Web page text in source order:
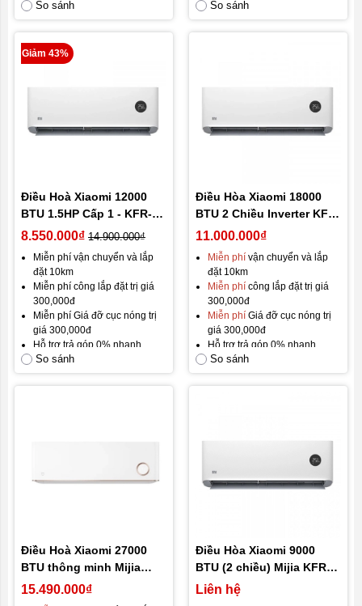
Hỗ trợ trả góp 0% nhanh
chóng
Hàng mới 100%
Brandnew Fullbox
Gói bảo hành mặc định: Bảo
24 tháng
bảo hành.
So sánh
chóng
Hàng mới100%
Brandnew Fullbox
So sánh
Giảm 43%
Điều Hoà Xiaomi 12000
BTU 1.5HP Cấp 1 - KFR-
35GW/N1A3
8.550.000₫ 14.900.000₫
Miễn phí vận chuyển và lắp
đặt 10km
Miễn phí công lắp đặt trị giá
300,000đ
Miễn phí Giá đỡ cục nóng trị
giá 300,000đ
Hỗ trợ trả góp 0% nhanh
chóng
Hàng mới 100%
Brandnew Fullbox
So sánh
Điều Hòa Xiaomi 18000
BTU 2 Chiều Inverter KFR-
50GW/N1A3 2HP
11.000.000₫
Miễn phí vận chuyển và lắp
đặt 10km
Miễn phí công lắp đặt trị giá
300,000đ
Miễn phí Giá đỡ cục nóng trị
giá 300,000đ
Hỗ trợ trả góp 0% nhanh
chóng
Hàng mới100%
Brandnew Fullbox
GIÁ TỐT NHẤT THỊ
TRƯỜNG!
So sánh
Điều Hoà Xiaomi 27000
BTU thông minh Mijia
KFR-72GW – D1A2 – 3HP
15.490.000₫
Điều Hòa Xiaomi 9000
BTU (2 chiều) Mijia KFR-
26GW/N1A3 – Tự động
Liên hệ